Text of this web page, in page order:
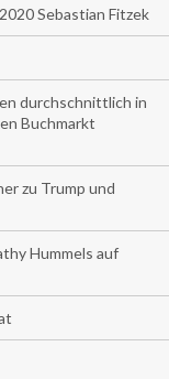
Sebastian Fitzek
durchschnittlich in
Buchmarkt
zu Trump und
Hummels auf